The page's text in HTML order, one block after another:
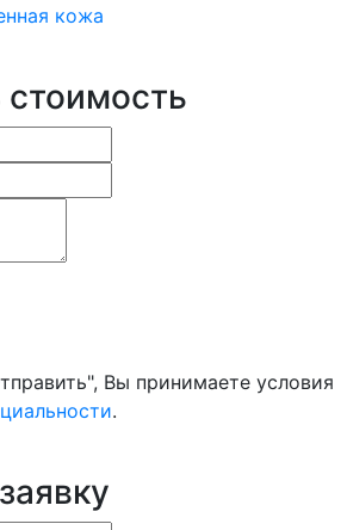
кожа
стоимость
Вы принимаете условия
.